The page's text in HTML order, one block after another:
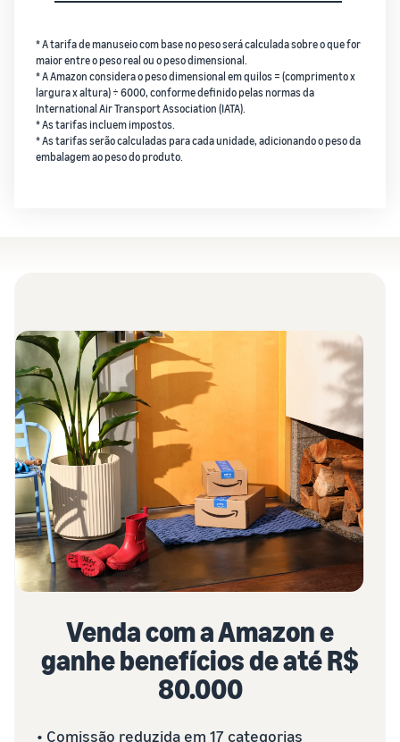
* A tarifa de manuseio com base no peso será calculada sobre o que for
maior entre o peso real ou o peso dimensional.
* A Amazon considera o peso dimensional em quilos = (comprimento x
largura x altura) ÷ 6000, conforme definido pelas normas da
International Air Transport Association (IATA).
* As tarifas incluem impostos.
* As tarifas serão calculadas para cada unidade, adicionando o peso da
embalagem ao peso do produto.
Venda com a Amazon e
ganhe benefícios de até R$
80.000
• Comissão reduzida em 17 categorias